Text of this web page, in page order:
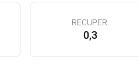
RECUPER.
0,3